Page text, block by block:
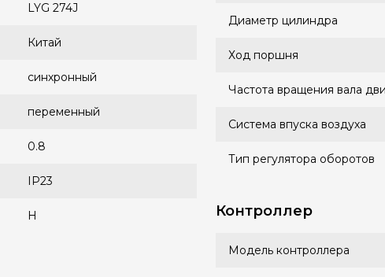
Диаметр цилиндра
Ход поршня
Частота вращения вала
Система впуска воздуха
Тип регулятора оборотов
LYG 274J
Китай
синхронный
переменный
0.8
IP23
H Контроллер
Модель контроллера